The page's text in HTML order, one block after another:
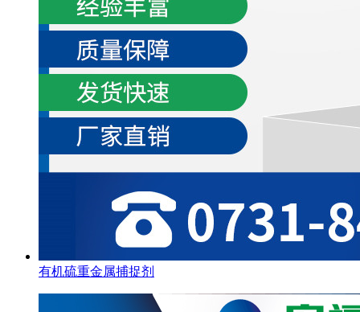
有机硫重金属捕捉剂